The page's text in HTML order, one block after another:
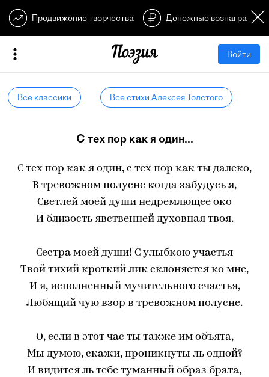
Продвижение творчества Денежные
Войти
Все классики Все стихи Алексея Толстого
С тех пор как я один...
С тех пор как я один, с тех пор как ты далеко,
В тревожном полусне когда забудусь я,
Светлей моей души недремлющее око
И близость явственней духовная твоя.
Сестра моей души! С улыбкою участья
Твой тихий кроткий лик склоняется ко мне,
И я, исполненный мучительного счастья,
Любящий чую взор в тревожном полусне.
O, если в этот час ты также им объята,
Мы думою, скажи, проникнуты ль одной?
И видится ль тебе туманный образ брата,